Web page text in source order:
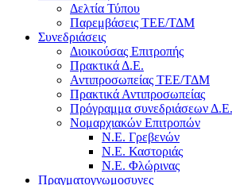
Δελτία Τύπου
Παρεμβάσεις ΤΕΕ/ΤΔΜ
Συνεδριάσεις
Διοικούσας Επιτροπής
Πρακτικά Δ.Ε.
Αντιπροσωπείας ΤΕΕ/ΤΔΜ
Πρακτικά Αντιπροσωπείας
Πρόγραμμα συνεδριάσεων Δ.Ε.
Νομαρχιακών Επιτροπών
Ν.Ε. Γρεβενών
Ν.Ε. Καστοριάς
Ν.Ε. Φλώρινας
Πραγματογνωμοσυνες